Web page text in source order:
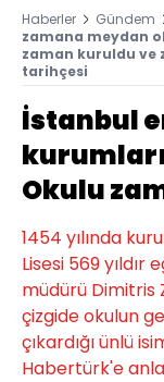
Haberler Gündem
zamana meydan
zaman kuruldu ve
tarihçesi
İstanbul
Okulu
1454 yılında
Lisesi 569
müdürü Dimitris
çizgide okulun
çıkardığı ünlü
Habertürk'e